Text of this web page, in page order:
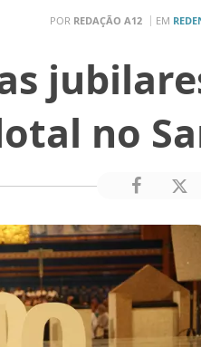
POR REDAÇÃO A12 EM
no